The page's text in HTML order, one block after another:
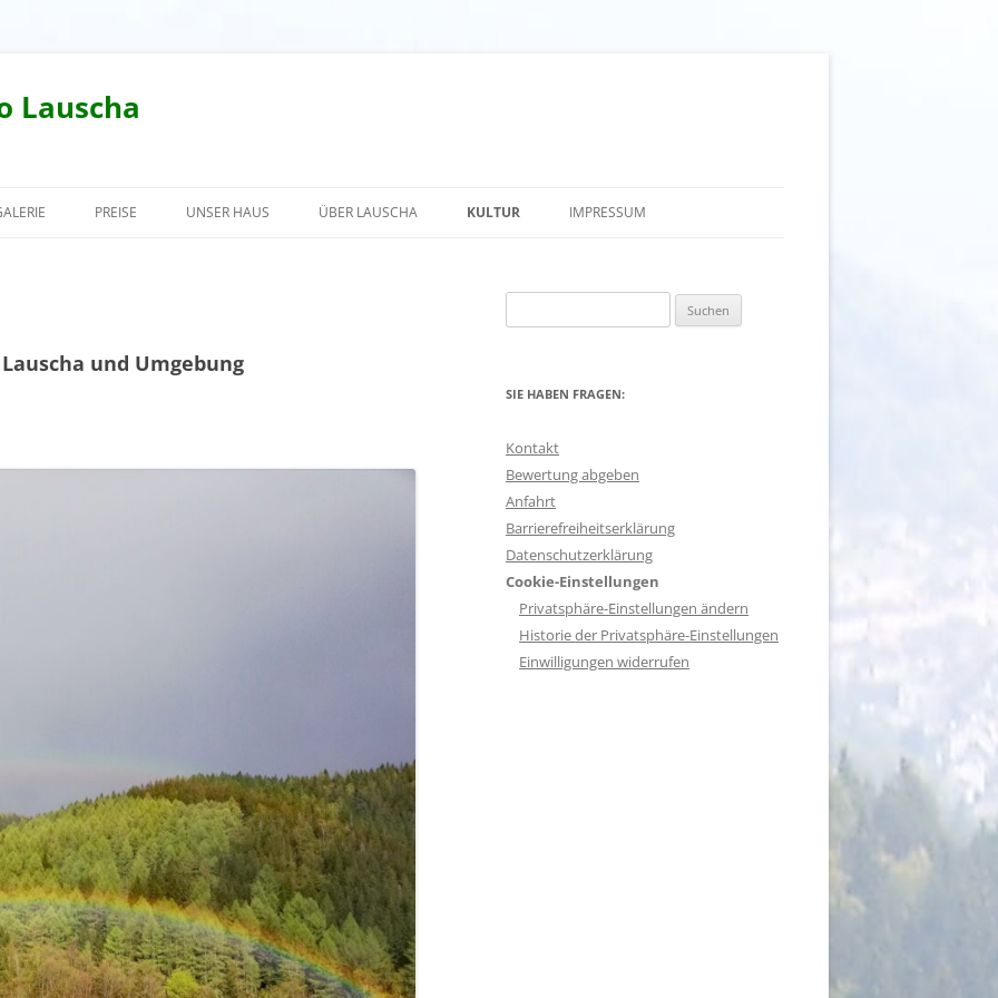
Lauscha
PREISE UNSER HAUS ÜBER LAUSCHA KULTUR IMPRESSUM
und Umgebung
nach:
SIE HABEN FRAGEN:
Kontakt
Bewertung abgeben
Anfahrt
Barrierefreiheitserklärung
Datenschutzerklärung
Cookie-Einstellungen
Privatsphäre-Einstellungen ändern
Historie der Privatsphäre-Einstellungen
Einwilligungen widerrufen